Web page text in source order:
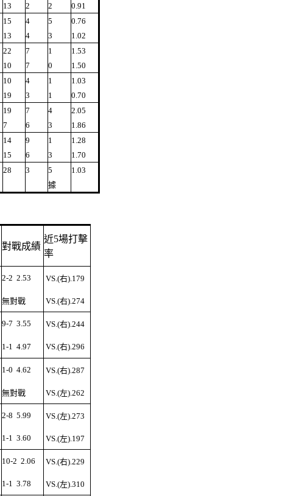
13 2 2 0.91
15 4 5 0.76
13 4 3 1.02
22 7 1 1.53
10 7 0 1.50
10 4 1 1.03
19 3 1 0.70
19 7 4 2.05
7 6 3 1.86
14 9 1 1.28
15 6 3 1.70
28 3 5 1.03
據
對戰成績
近5場打擊
率
2-2 2.53 VS.(右).179
無對戰 VS.(右).274
9-7 3.55 VS.(右).244
1-1 4.97 VS.(右).296
1-0 4.62 VS.(右).287
無對戰 VS.(左).262
2-8 5.99 VS.(左).273
1-1 3.60 VS.(左).197
10-2 2.06 VS.(右).229
1-1 3.78 VS.(左).310